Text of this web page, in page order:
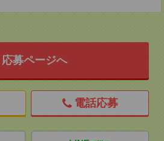
応募ページへ
電話応募